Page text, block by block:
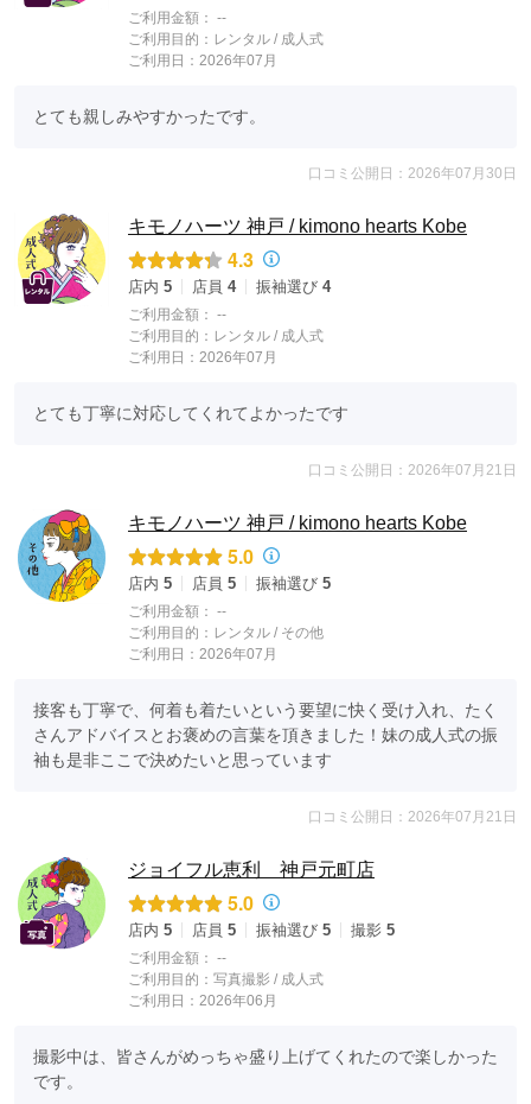
ご利用金額： --
ご利用目的： レンタル / 成人式
ご利用日：2026年07月
とても親しみやすかったです。
口コミ公開日：2026年07月30日
キモノハーツ 神戸 / kimono hearts Kobe
4.3
店内 5 店員 4 振袖選び 4
ご利用金額： --
ご利用目的： レンタル / 成人式
ご利用日：2026年07月
とても丁寧に対応してくれてよかったです
口コミ公開日：2026年07月21日
キモノハーツ 神戸 / kimono hearts Kobe
5.0
店内 5 店員 5 振袖選び 5
ご利用金額： --
ご利用目的： レンタル / その他
ご利用日：2026年07月
接客も丁寧で、何着も着たいという要望に快く受け入れ、たく
さんアドバイスとお褒めの言葉を頂きました！妹の成人式の振
袖も是非ここで決めたいと思っています
口コミ公開日：2026年07月21日
ジョイフル恵利 神戸元町店
5.0
店内 5 店員 5 振袖選び 5 撮影 5
ご利用金額： --
ご利用目的： 写真撮影 / 成人式
ご利用日：2026年06月
撮影中は、皆さんがめっちゃ盛り上げてくれたので楽しかった
です。